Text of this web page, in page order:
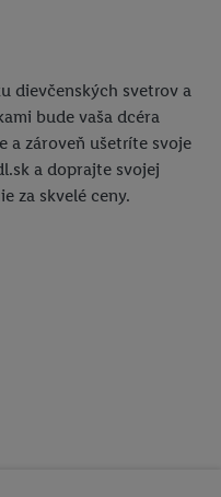
dievčenských svetrov a
bude vaša dcéra
a zároveň ušetríte svoje
a doprajte svojej
za skvelé ceny.